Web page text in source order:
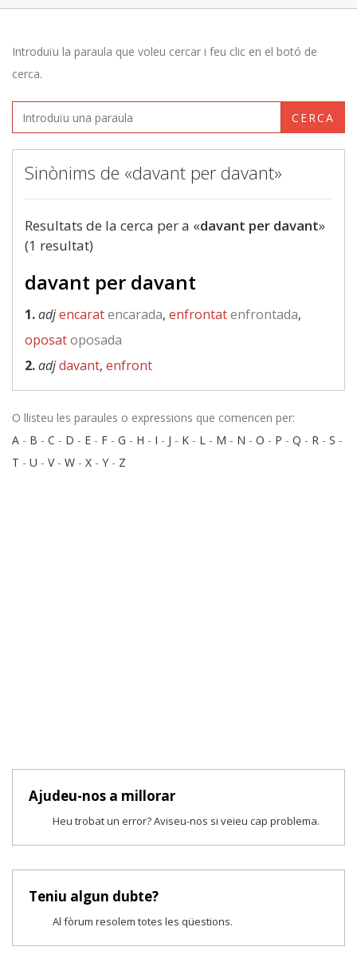
Introduïu la paraula que voleu cercar i feu clic en el botó de
cerca.
CERCA
Sinònims de «davant per davant»
Resultats de la cerca per a «davant per davant»
(1 resultat)
davant per davant
1.adjencaratencarada, enfrontatenfrontada,
oposatoposada
2.adjdavant, enfront
O llisteu les paraules o expressions que comencen per:
A - B - C - D - E - F - G - H - I - J - K - L - M - N - O - P - Q - R - S -
T - U - V- W - X - Y - Z
Ajudeu-nos a millorar
Heu trobat un error? Aviseu-nos si veieu cap problema.
Teniu algun dubte?
Al fòrum resolem totes les qüestions.